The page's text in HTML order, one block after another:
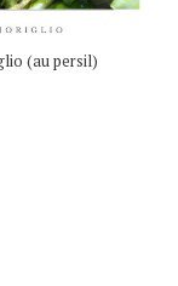
(au persil)